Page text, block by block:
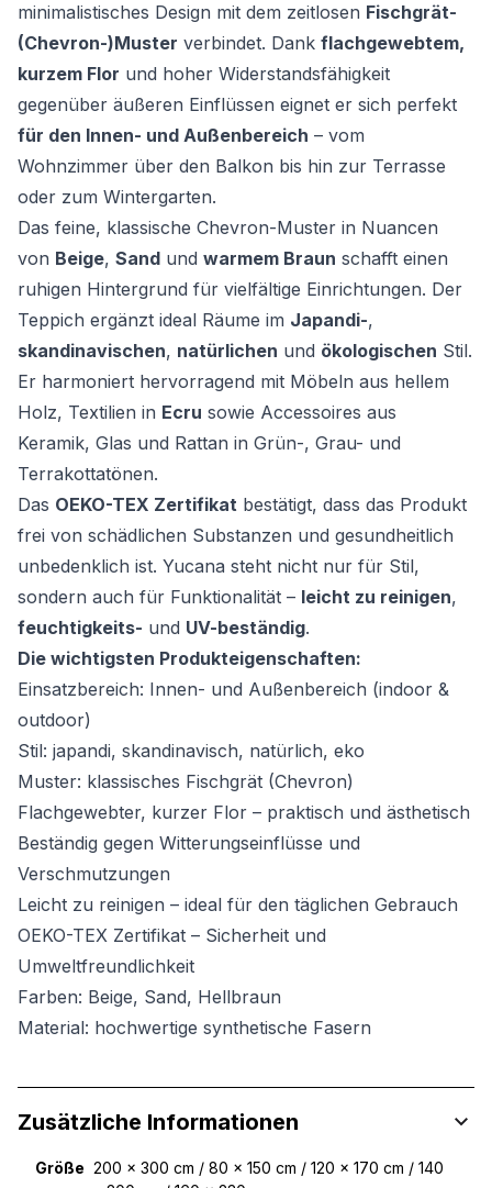
minimalistisches Design mit dem zeitlosen Fischgrät-
(Chevron-)Muster verbindet. Dank flachgewebtem,
kurzem Flor und hoher Widerstandsfähigkeit
gegenüber äußeren Einflüssen eignet er sich perfekt
für den Innen- und Außenbereich – vom
Wohnzimmer über den Balkon bis hin zur Terrasse
oder zum Wintergarten.
Das feine, klassische Chevron-Muster in Nuancen
von Beige, Sand und warmem Braun schafft einen
ruhigen Hintergrund für vielfältige Einrichtungen. Der
Teppich ergänzt ideal Räume im Japandi-,
skandinavischen, natürlichen und ökologischen Stil.
Er harmoniert hervorragend mit Möbeln aus hellem
Holz, Textilien in Ecru sowie Accessoires aus
Keramik, Glas und Rattan in Grün-, Grau- und
Terrakottatönen.
Das OEKO-TEX Zertifikat bestätigt, dass das Produkt
frei von schädlichen Substanzen und gesundheitlich
unbedenklich ist. Yucana steht nicht nur für Stil,
sondern auch für Funktionalität – leicht zu reinigen,
feuchtigkeits- und UV-beständig.
Die wichtigsten Produkteigenschaften:
Einsatzbereich: Innen- und Außenbereich (indoor &
outdoor)
Stil: japandi, skandinavisch, natürlich, eko
Muster: klassisches Fischgrät (Chevron)
Flachgewebter, kurzer Flor – praktisch und ästhetisch
Beständig gegen Witterungseinflüsse und
Verschmutzungen
Leicht zu reinigen – ideal für den täglichen Gebrauch
OEKO-TEX Zertifikat – Sicherheit und
Umweltfreundlichkeit
Farben: Beige, Sand, Hellbraun
Material: hochwertige synthetische Fasern
Zusätzliche Informationen
Größe 200 x 300 cm / 80 x 150 cm / 120 x 170 cm / 140